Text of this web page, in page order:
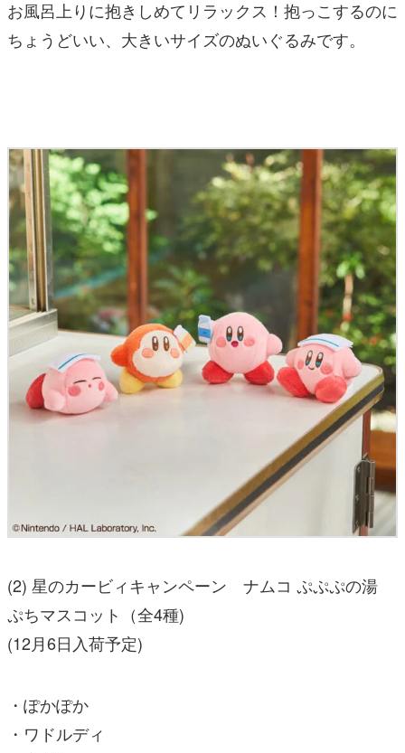
お風呂上りに抱きしめてリラックス！抱っこするのに
ちょうどいい、大きいサイズのぬいぐるみです。
(2) 星のカービィキャンペーン ナムコ ぷぷぷの湯
ぷちマスコット（全4種)
(12月6日入荷予定)
・ぽかぽか
・ワドルディ